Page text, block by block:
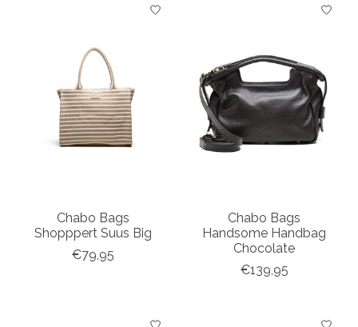
Chabo Bags
Shopppert Suus Big
€79,95
Chabo Bags
Handsome Handbag
Chocolate
€139,95